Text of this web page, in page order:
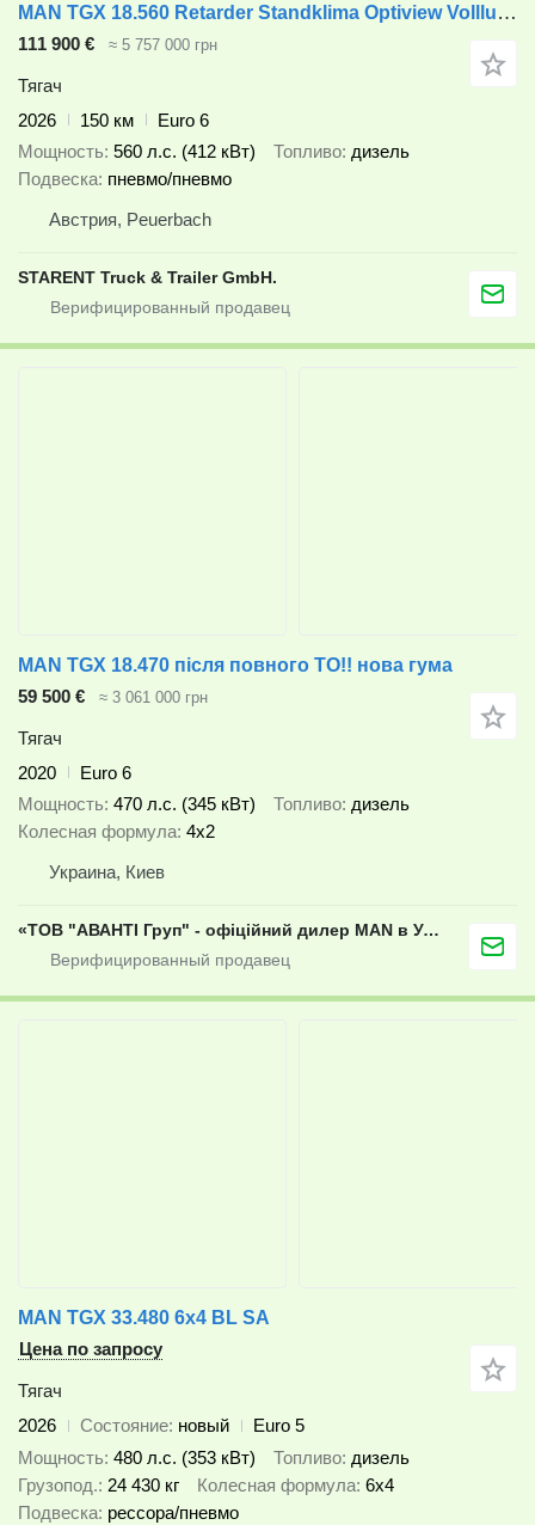
MAN TGX 18.560 Retarder Standklima Optiview Vollluftfed. LED | MIETE
111 900 € ≈ 5 757 000 грн
Тягач
2026
150 км
Euro 6
Мощность 560 л.с. (412 кВт) Топливо дизель
Подвеска пневмо/пневмо
Австрия, Peuerbach
STARENT Truck & Trailer GmbH.
MAN TGX 18.470 після повного ТО!! нова гума
59 500 €
≈ 3 061 000 грн
Тягач
2020
Euro 6
Мощность 470 л.с. (345 кВт) Топливо дизель
Колесная формула 4x2
Украина, Киев
«ТОВ "АВАНТІ Груп" - офіційний дилер MAN в Україні»
MAN TGX 33.480 6x4 BL SA
Цена по запросу
Тягач
2026
Состояние новый
Euro 5
Мощность 480 л.с. (353 кВт) Топливо дизель
Грузопод. 24 430 кг Колесная формула 6x4
Подвеска рессора/пневмо